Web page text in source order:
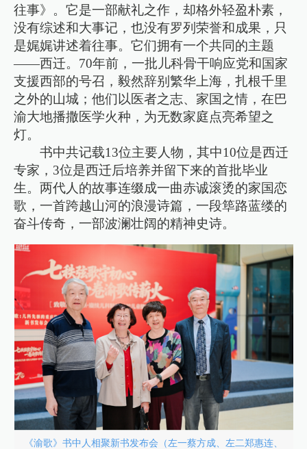
往事》。它是一部献礼之作，却格外轻盈朴素，
没有综述和大事记，也没有罗列荣誉和成果，只
是娓娓讲述着往事。它们拥有一个共同的主题
——西迁。70年前，一批儿科骨干响应党和国家
支援西部的号召，毅然辞别繁华上海，扎根千里
之外的山城；他们以医者之志、家国之情，在巴
渝大地播撒医学火种，为无数家庭点亮希望之
灯。
书中共记载13位主要人物，其中10位是西迁
专家，3位是西迁后培养并留下来的首批毕业
生。两代人的故事连缀成一曲赤诚滚烫的家国恋
歌，一首跨越山河的浪漫诗篇，一段筚路蓝缕的
奋斗传奇，一部波澜壮阔的精神史诗。
《渝歌》书中人相聚新书发布会（左一蔡方成、左二郑惠连、